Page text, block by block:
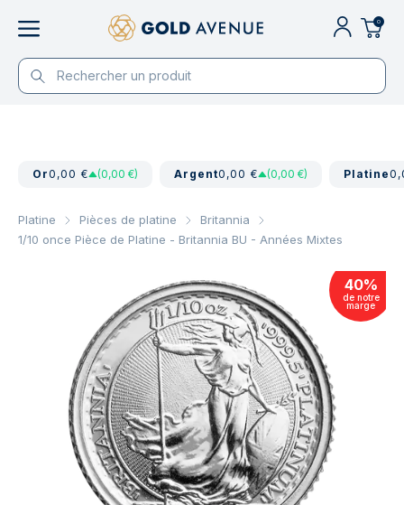
0
Or0,00 € (0,00 €) Argent0,00 € (0,00 €) Platine
Platine Pièces de platine
Britannia
1/10 once Pièce de Platine - Britannia BU - Années Mixtes
40%
de notre
marge